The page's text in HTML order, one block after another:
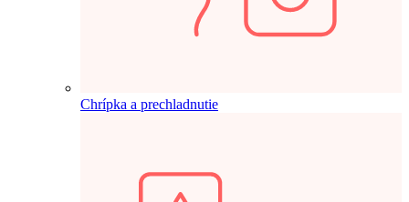
Chrípka a prechladnutie